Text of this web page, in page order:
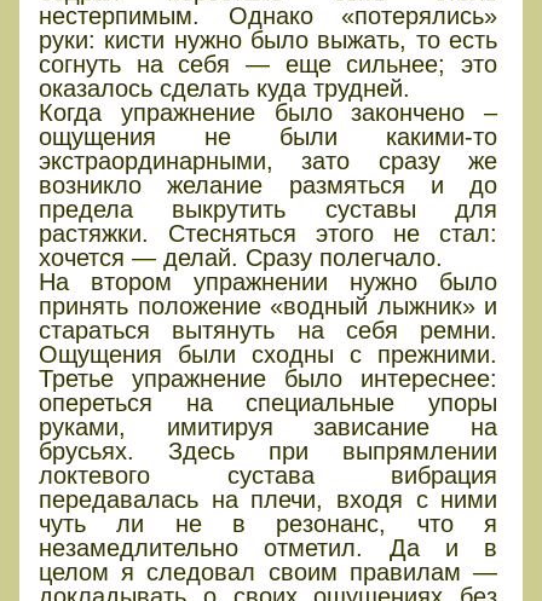
нестерпимым. Однако «потерялись»
руки: кисти нужно было выжать, то есть
согнуть на себя — еще сильнее; это
оказалось сделать куда трудней.
Когда упражнение было закончено –
ощущения не были какими-то
экстраординарными, зато сразу же
возникло желание размяться и до
предела выкрутить суставы для
растяжки. Стесняться этого не стал:
хочется — делай. Сразу полегчало.
На втором упражнении нужно было
принять положение «водный лыжник» и
стараться вытянуть на себя ремни.
Ощущения были сходны с прежними.
Третье упражнение было интереснее:
опереться на специальные упоры
руками, имитируя зависание на
брусьях. Здесь при выпрямлении
локтевого сустава вибрация
передавалась на плечи, входя с ними
чуть ли не в резонанс, что я
незамедлительно отметил. Да и в
целом я следовал своим правилам —